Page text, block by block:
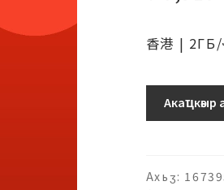
香港 |
港-2ГБ/
ашәагаа
Акаҵкәыр
Ахьӡ: